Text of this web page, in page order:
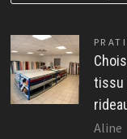
tissu
Aline